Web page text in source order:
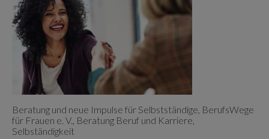
Beratung und neue Impulse für Selbstständige, BerufsWege
für Frauen e. V., Beratung Beruf und Karriere,
Selbständigkeit